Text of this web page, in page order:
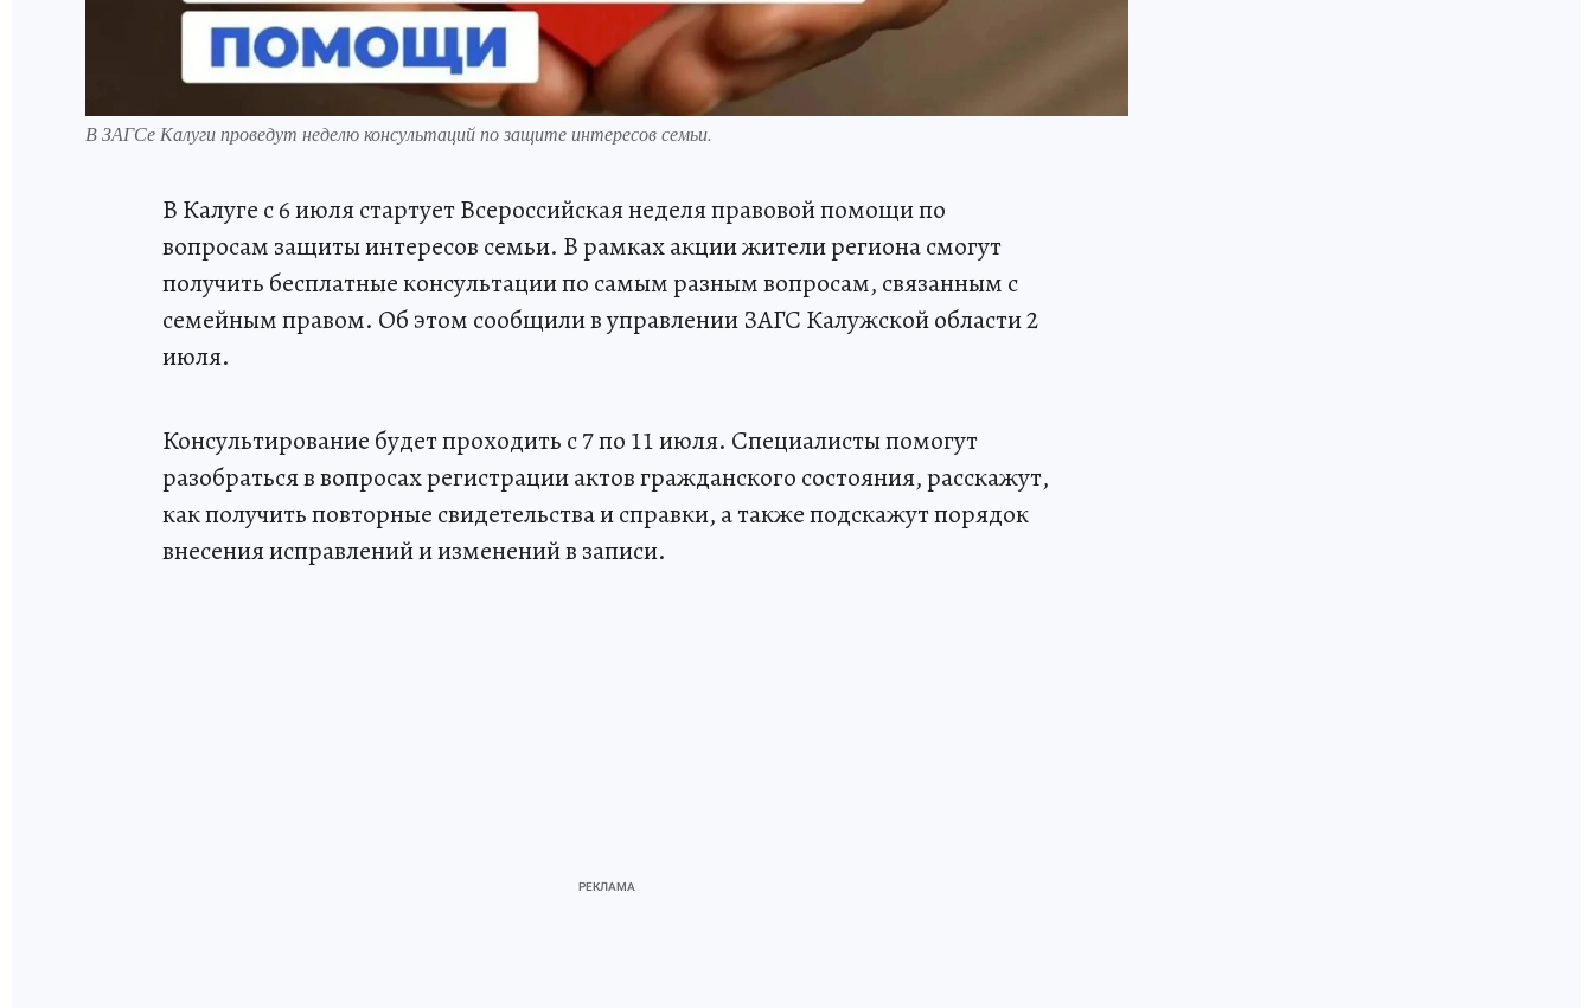
В ЗАГСе Калуги проведут неделю консультаций по защите интересов семьи.
В Калуге с 6 июля стартует Всероссийская неделя правовой помощи по
вопросам защиты интересов семьи. В рамках акции жители региона смогут
получить бесплатные консультации по самым разным вопросам, связанным с
семейным правом. Об этом сообщили в управлении ЗАГС Калужской области 2
июля.
Консультирование будет проходить с 7 по 11 июля. Специалисты помогут
разобраться в вопросах регистрации актов гражданского состояния, расскажут,
как получить повторные свидетельства и справки, а также подскажут порядок
внесения исправлений и изменений в записи.